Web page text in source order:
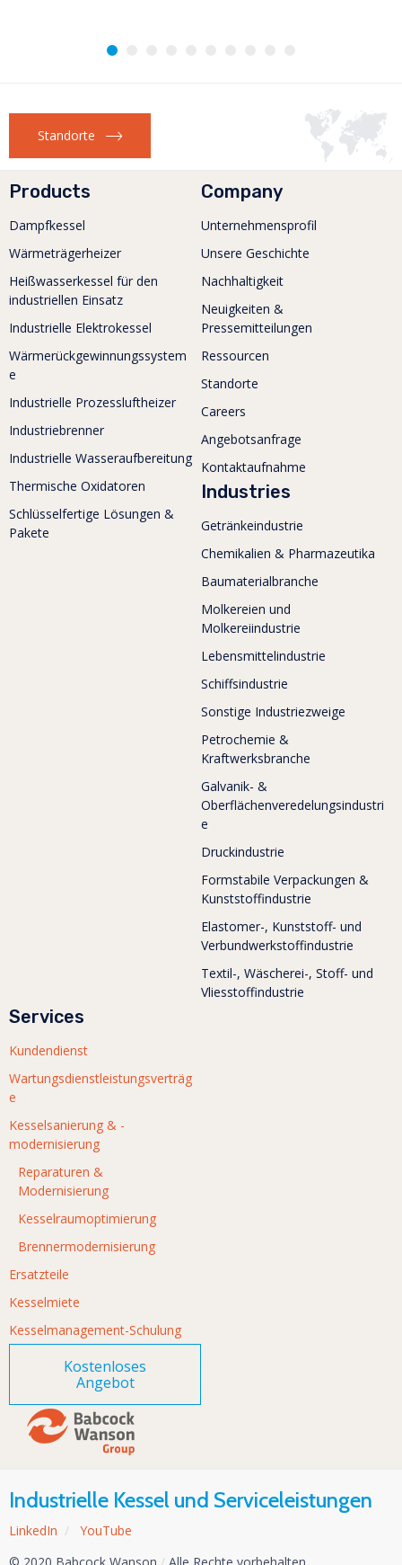
Standorte
Products
Dampfkessel
Wärmeträgerheizer
Heißwasserkessel für den
industriellen Einsatz
Industrielle Elektrokessel
Wärmerückgewinnungssystem
e
Industrielle Prozessluftheizer
Industriebrenner
Industrielle Wasseraufbereitung
Thermische Oxidatoren
Schlüsselfertige Lösungen &
Pakete
Company
Unternehmensprofil
Unsere Geschichte
Nachhaltigkeit
Neuigkeiten &
Pressemitteilungen
Ressourcen
Standorte
Careers
Angebotsanfrage
Kontaktaufnahme
Industries
Getränkeindustrie
Chemikalien & Pharmazeutika
Baumaterialbranche
Molkereien und
Molkereiindustrie
Lebensmittelindustrie
Schiffsindustrie
Sonstige Industriezweige
Petrochemie &
Kraftwerksbranche
Galvanik- &
Oberflächenveredelungsindustri
e
Druckindustrie
Formstabile Verpackungen &
Kunststoffindustrie
Elastomer-, Kunststoff- und
Verbundwerkstoffindustrie
Textil-, Wäscherei-, Stoff- und
Vliesstoffindustrie
Services
Kundendienst
Wartungsdienstleistungsverträg
e
Kesselsanierung & -
modernisierung
Reparaturen &
Modernisierung
Kesselraumoptimierung
Brennermodernisierung
Ersatzteile
Kesselmiete
Kesselmanagement-Schulung
Kostenloses
Angebot
Industrielle Kessel und Serviceleistungen
LinkedIn /
YouTube